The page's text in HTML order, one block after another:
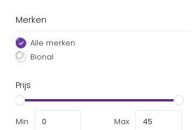
Merken
Alle merken
Bional
Prijs
Min Max